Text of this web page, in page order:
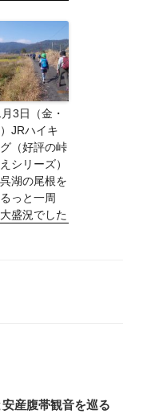
3日（金・
JRハイキ
（好評の峠
シリーズ）
湖の尾根を
るっと一周
盛況でした
産腹帯観音を巡る